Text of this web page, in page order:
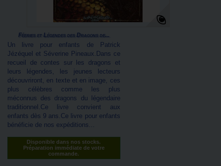
Féeries et Légendes des Dragons de...
Un livre pour enfants de Patrick
Jézéquel et Séverine Pineaux.Dans ce
recueil de contes sur les dragons et
leurs légendes, les jeunes lecteurs
découvriront, en texte et en image, ces
plus célèbres comme les plus
méconnus des dragons du légendaire
traditionnel.Ce livre convient aux
enfants dès 9 ans.Ce livre pour enfants
bénéficie de nos expéditions...
Disponible dans nos stocks.
Préparation immédiate de votre
commande.